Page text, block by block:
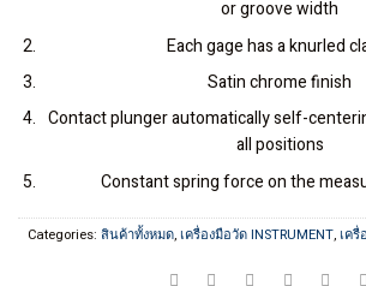
or groove width
Each gage has a knurled
Satin chrome finish
Contact plunger automatically self-
all positions
Constant spring force on the
Categories: สินค้าทั้งหมด, เครื่องมือวัด INSTRUMENT, เค